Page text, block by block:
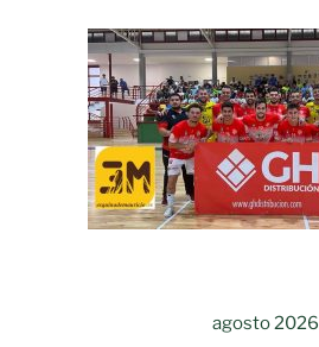
agosto 2026